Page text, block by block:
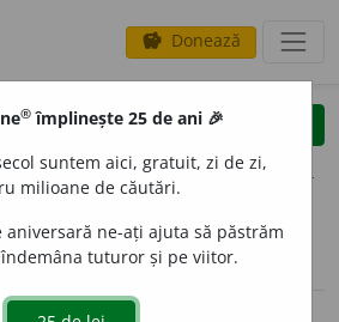
savings Donează
clear
opțiuni
® împlinește 25 de ani 🎉
suntem aici, gratuit, zi de zi,
milioane de căutări.
aniversară ne-ați ajuta să păstrăm
tuturor și pe viitor.